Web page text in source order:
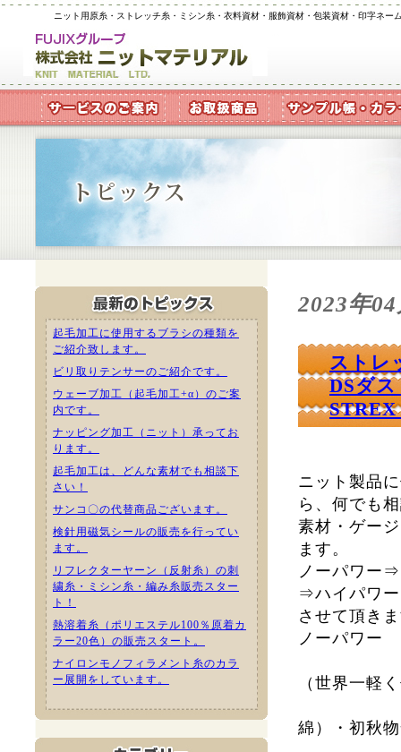
ニット用原糸・ストレッチ糸・ミシン糸・衣料資材・服飾資材・包装資材・印字ネ
起毛加工に使用するブラシの種類を
ご紹介致します。
ビリ取りテンサーのご紹介です。
ウェーブ加工（起毛加工+α）のご案
内です。
ナッピング加工（ニット）承ってお
ります。
起毛加工は、どんな素材でも相談下
さい！
サンコ〇の代替商品ございます。
検針用磁気シールの販売を行ってい
ます。
リフレクターヤーン（反射糸）の刺
繍糸・ミシン糸・編み糸販売スター
ト！
熱溶着糸（ポリエステル100％原着カ
ラー20色）の販売スタート。
ナイロンモノフィラメント糸のカラ
ー展開をしています。
2023年
ストレ
DSダ
ニット製品
ら、何でも
素材・ゲー
ます。
ノーパワー
⇒ハイパワ
させて頂き
ノーパ
（世界一軽
綿）・初秋